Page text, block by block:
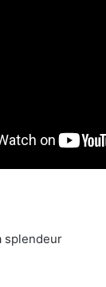
splendeur